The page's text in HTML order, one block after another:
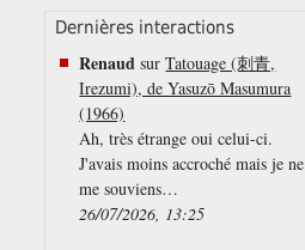
Dernières interactions
Renaud surTatouage (刺青,
Irezumi), de Yasuzō Masumura
(1966)
Ah, très étrange oui celui-ci.
J'avais moins accroché mais je ne
me souviens…
26/07/2026, 13:25